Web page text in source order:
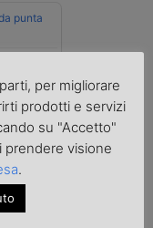
punta
per
di
per migliorare
prodotti e servizi
su "Accetto"
prendere visione
.